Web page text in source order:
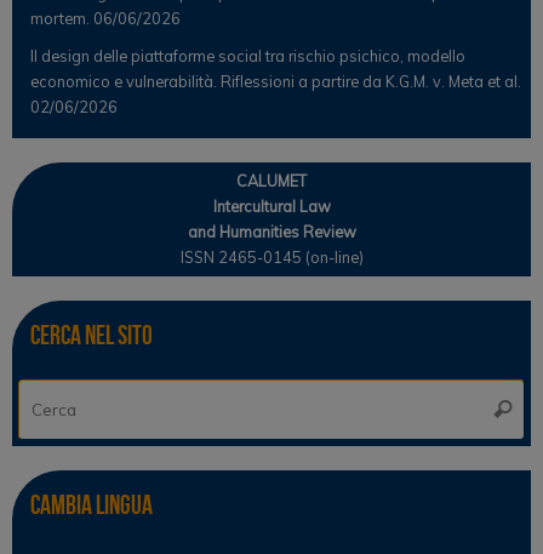
mortem. 06/06/2026
Il design delle piattaforme social tra rischio psichico, modello
economico e vulnerabilità. Riflessioni a partire da K.G.M. v. Meta et al.
02/06/2026
CALUMET
Intercultural Law
and Humanities Review
ISSN 2465-0145 (on-line)
Cerca nel sito
Cerca
Cambia lingua